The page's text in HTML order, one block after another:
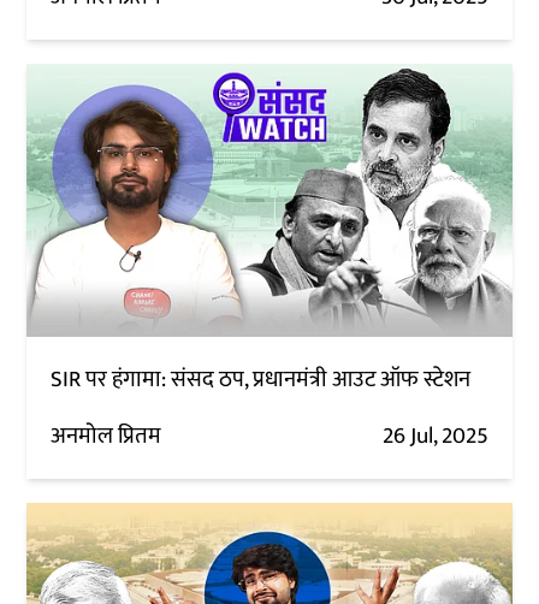
SIR पर हंगामा: संसद ठप, प्रधानमंत्री आउट ऑफ स्टेशन
अनमोल प्रितम
26 Jul, 2025